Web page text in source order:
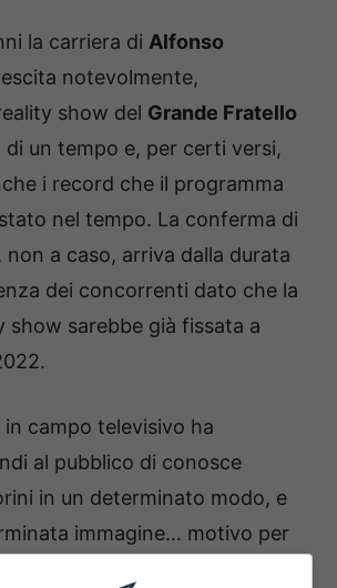
la carriera di Alfonso
notevolmente,
show del Grande Fratello
di un tempo e, per certi versi,
i record che il programma
nel tempo. La conferma di
a caso, arriva dalla durata
dei concorrenti dato che la
show sarebbe già fissata a
campo televisivo ha
al pubblico di conosce
in un determinato modo, e
immagine… motivo per